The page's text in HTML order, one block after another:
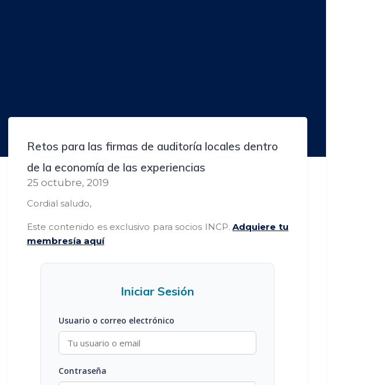
Retos para las firmas de auditoría locales dentro
de la economía de las experiencias
25 octubre, 2019
Cordial saludo,
Este contenido es exclusivo para socios INCP.Adquiere tu
membresía aquí
Iniciar Sesión
Usuario o correo electrónico
Contraseña